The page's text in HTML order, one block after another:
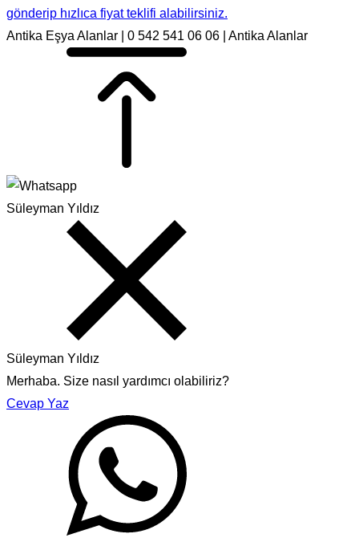
gönderip hızlıca fiyat teklifi alabilirsiniz.
Antika Eşya Alanlar | 0 542 541 06 06 | Antika Alanlar
Süleyman Yıldız
Süleyman Yıldız
Merhaba. Size nasıl yardımcı olabiliriz?
Cevap Yaz